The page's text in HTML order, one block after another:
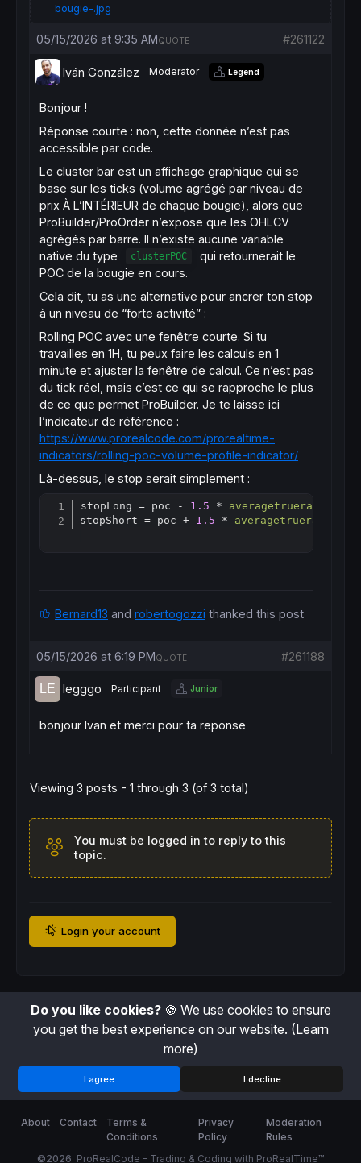
bougie-.jpg
05/15/2026 at 9:35 AM #261122
QUOTE
Iván González Moderator Legend
Bonjour !
Réponse courte : non, cette donnée n’est pas
accessible par code.
Le cluster bar est un affichage graphique qui se
base sur les ticks (volume agrégé par niveau de
prix À L’INTÉRIEUR de chaque bougie), alors que
ProBuilder/ProOrder n’expose que les OHLCV
agrégés par barre. Il n’existe aucune variable
native du type
clusterPOC
qui retournerait le
POC de la bougie en cours.
Cela dit, tu as une alternative pour ancrer ton stop
à un niveau de “forte activité” :
Rolling POC avec une fenêtre courte. Si tu
travailles en 1H, tu peux faire les calculs en 1
minute et ajuster la fenêtre de calcul. Ce n’est pas
du tick réel, mais c’est ce qui se rapproche le plus
de ce que permet ProBuilder. Je te laisse ici
l’indicateur de référence :
https://www.prorealcode.com/prorealtime-
indicators/rolling-poc-volume-profile-indicator/
Là-dessus, le stop serait simplement :
stopLong = poc - 1.5 * averagetruerange
stopShort = poc + 1.5 * averagetruerange
Copy
Bernard13 and robertogozzi thanked this post
05/15/2026 at 6:19 PM #261188
QUOTE
legggo Participant Junior
bonjour Ivan et merci pour ta reponse
Viewing 3 posts - 1 through 3 (of 3 total)
You must be logged in to reply to this
topic.
Login your account
Do you like cookies?🍪 We use cookies to ensure
you get the best experience on our website. (Learn
more)
I agree I decline
©2026 ProRealCode - Trading & Coding with ProRealTime™
About Contact
Terms &
Conditions
Privacy
Policy
Moderation
Rules